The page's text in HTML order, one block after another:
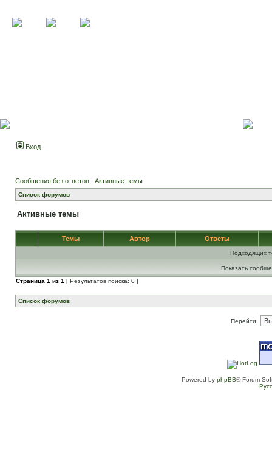
Вход
Сообщения без ответов | Активные темы
Список форумов
Активные темы
Темы Автор Ответы
Подходящих
Показать
Страница 1 из 1 [ Результатов поиска: 0 ]
Список форумов
Перейти:
Powered by phpBB® Forum